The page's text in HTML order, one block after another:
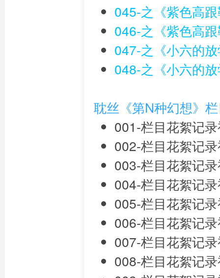
045-之《紫色高
046-之《紫色高
047-之《小六的
048-之《小六的
耽丝《第N种幻想》
001-栏目花絮记
002-栏目花絮记
003-栏目花絮记
004-栏目花絮记
005-栏目花絮记
006-栏目花絮记
007-栏目花絮记
008-栏目花絮记